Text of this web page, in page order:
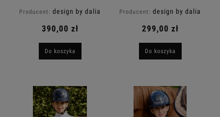
Design By Dalia
Producent: design by dalia
390,00 zł
Do koszyka
Producent: design by dalia
299,00 zł
Do koszyka